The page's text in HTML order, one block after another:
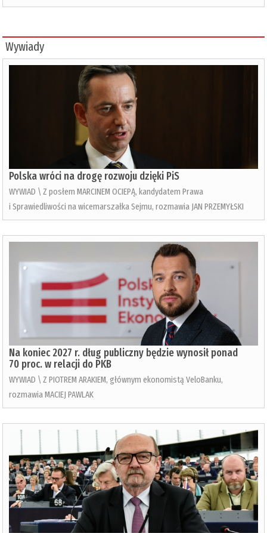
Wywiady
Polska wróci na drogę rozwoju dzięki PiS
WYWIAD \ Z posłem MARCINEM OCIEPĄ, kandydatem Prawa
i Sprawiedliwości na wicemarszałka Sejmu, rozmawia JAN PRZEMYŁSKI
Na koniec 2027 r. dług publiczny będzie wynosił ponad
70 proc. w relacji do PKB
WYWIAD \ Z PIOTREM ARAKIEM, głównym ekonomistą VeloBanku,
rozmawia MACIEJ PAWLAK